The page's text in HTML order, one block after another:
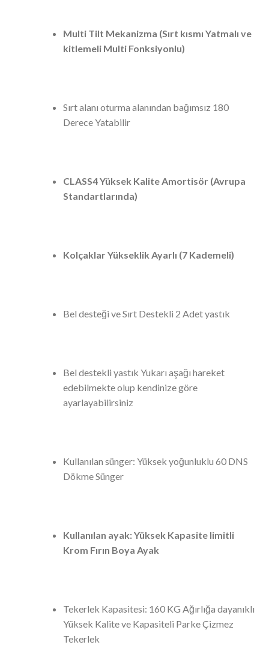
Multi Tilt Mekanizma (Sırt kısmı Yatmalı ve
kitlemeli Multi Fonksiyonlu)
Sırt alanı oturma alanından bağımsız 180
Derece Yatabilir
CLASS4 Yüksek Kalite Amortisör (Avrupa
Standartlarında)
Kolçaklar Yükseklik Ayarlı (7 Kademeli)
Bel desteği ve Sırt Destekli 2 Adet yastık
Bel destekli yastık Yukarı aşağı hareket
edebilmekte olup kendinize göre
ayarlayabilirsiniz
Kullanılan sünger: Yüksek yoğunluklu 60 DNS
Dökme Sünger
Kullanılan ayak: Yüksek Kapasite limitli
Krom Fırın Boya Ayak
Tekerlek Kapasitesi: 160 KG Ağırlığa dayanıklı
Yüksek Kalite ve Kapasiteli Parke Çizmez
Tekerlek